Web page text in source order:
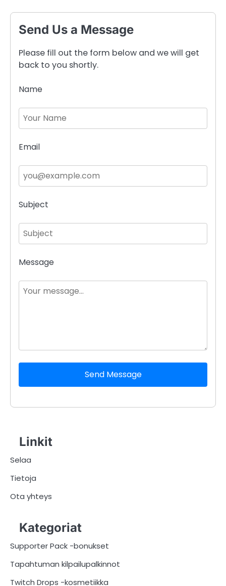
Send Us a Message
Please fill out the form below and we will get
back to you shortly.
Name
Email
Subject
Message
Send Message
Linkit
Selaa
Tietoja
Ota yhteys
Kategoriat
Supporter Pack -bonukset
Tapahtuman kilpailupalkinnot
Twitch Drops -kosmetiikka